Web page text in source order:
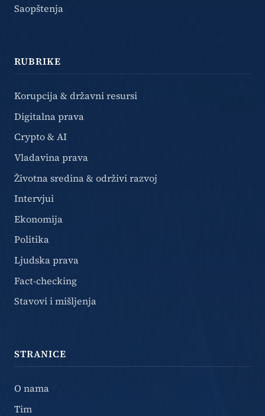
Saopštenja
RUBRIKE
Korupcija & državni resursi
Digitalna prava
Crypto & AI
Vladavina prava
Životna sredina & održivi razvoj
Intervjui
Ekonomija
Politika
Ljudska prava
Fact-checking
Stavovi i mišljenja
STRANICE
O nama
Tim